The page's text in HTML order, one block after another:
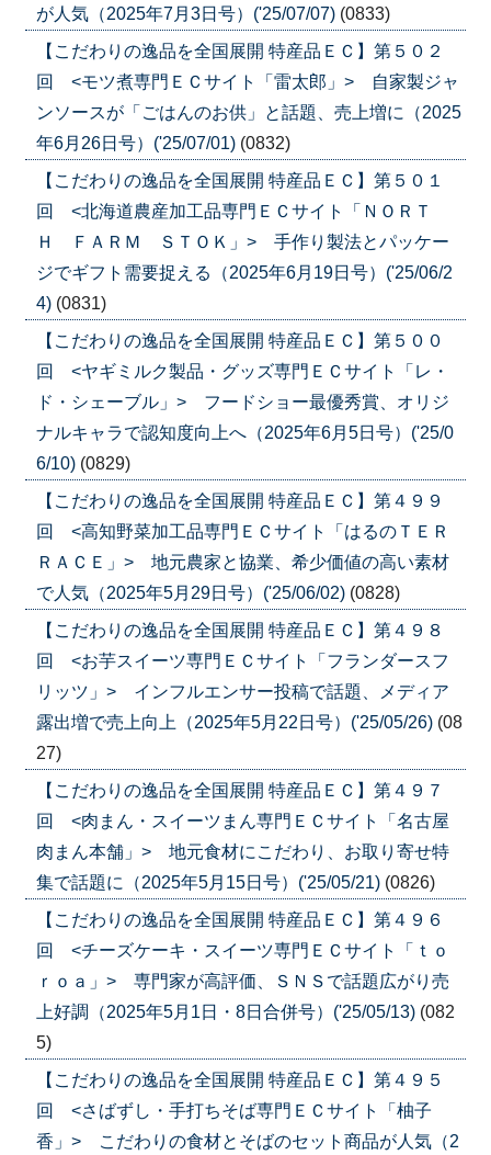
が人気（2025年7月3日号）('25/07/07) (0833)
【こだわりの逸品を全国展開 特産品ＥＣ】第５０２
回 <モツ煮専門ＥＣサイト「雷太郎」> 自家製ジャ
ンソースが「ごはんのお供」と話題、売上増に（2025
年6月26日号）('25/07/01) (0832)
【こだわりの逸品を全国展開 特産品ＥＣ】第５０１
回 <北海道農産加工品専門ＥＣサイト「ＮＯＲＴ
Ｈ ＦＡＲＭ ＳＴＯＫ」> 手作り製法とパッケー
ジでギフト需要捉える（2025年6月19日号）('25/06/2
4) (0831)
【こだわりの逸品を全国展開 特産品ＥＣ】第５００
回 <ヤギミルク製品・グッズ専門ＥＣサイト「レ・
ド・シェーブル」> フードショー最優秀賞、オリジ
ナルキャラで認知度向上へ（2025年6月5日号）('25/0
6/10) (0829)
【こだわりの逸品を全国展開 特産品ＥＣ】第４９９
回 <高知野菜加工品専門ＥＣサイト「はるのＴＥＲ
ＲＡＣＥ」> 地元農家と協業、希少価値の高い素材
で人気（2025年5月29日号）('25/06/02) (0828)
【こだわりの逸品を全国展開 特産品ＥＣ】第４９８
回 <お芋スイーツ専門ＥＣサイト「フランダースフ
リッツ」> インフルエンサー投稿で話題、メディア
露出増で売上向上（2025年5月22日号）('25/05/26) (08
27)
【こだわりの逸品を全国展開 特産品ＥＣ】第４９７
回 <肉まん・スイーツまん専門ＥＣサイト「名古屋
肉まん本舗」> 地元食材にこだわり、お取り寄せ特
集で話題に（2025年5月15日号）('25/05/21) (0826)
【こだわりの逸品を全国展開 特産品ＥＣ】第４９６
回 <チーズケーキ・スイーツ専門ＥＣサイト「ｔｏ
ｒｏａ」> 専門家が高評価、ＳＮＳで話題広がり売
上好調（2025年5月1日・8日合併号）('25/05/13) (082
5)
【こだわりの逸品を全国展開 特産品ＥＣ】第４９５
回 <さばずし・手打ちそば専門ＥＣサイト「柚子
香」> こだわりの食材とそばのセット商品が人気（2